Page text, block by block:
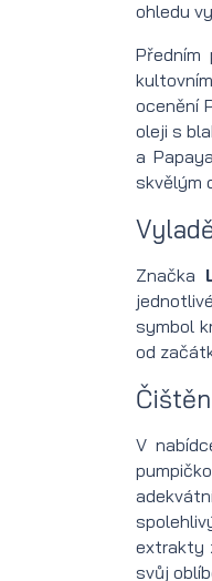
Olejek
na
vousy
Kartáč
vousy
na
Hřeben
na
vousy
Hřeben
na
Nůžky
na
ohledu
Předním
ocenění
oleji s
a
skvělým
Značka
symbol
od
V
extrakty
svůj